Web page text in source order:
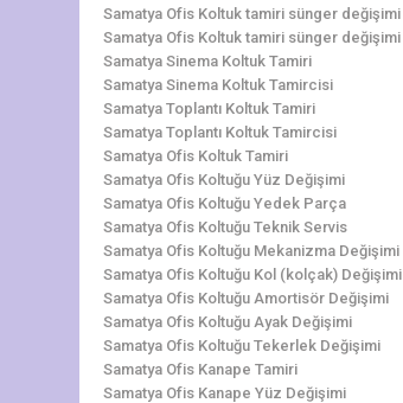
Samatya Ofis Koltuk tamiri sünger değişimi
Samatya Ofis Koltuk tamiri sünger değişimi
Samatya Sinema Koltuk Tamiri
Samatya Sinema Koltuk Tamircisi
Samatya Toplantı Koltuk Tamiri
Samatya Toplantı Koltuk Tamircisi
Samatya Ofis Koltuk Tamiri
Samatya Ofis Koltuğu Yüz Değişimi
Samatya Ofis Koltuğu Yedek Parça
Samatya Ofis Koltuğu Teknik Servis
Samatya Ofis Koltuğu Mekanizma Değişimi
Samatya Ofis Koltuğu Kol (kolçak) Değişimi
Samatya Ofis Koltuğu Amortisör Değişimi
Samatya Ofis Koltuğu Ayak Değişimi
Samatya Ofis Koltuğu Tekerlek Değişimi
Samatya Ofis Kanape Tamiri
Samatya Ofis Kanape Yüz Değişimi